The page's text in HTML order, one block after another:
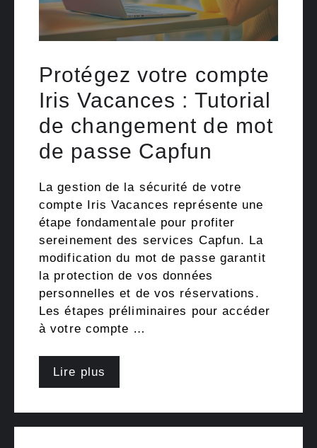
Protégez votre compte
Iris Vacances : Tutorial
de changement de mot
de passe Capfun
La gestion de la sécurité de votre
compte Iris Vacances représente une
étape fondamentale pour profiter
sereinement des services Capfun. La
modification du mot de passe garantit
la protection de vos données
personnelles et de vos réservations.
Les étapes préliminaires pour accéder
à votre compte …
Lire plus